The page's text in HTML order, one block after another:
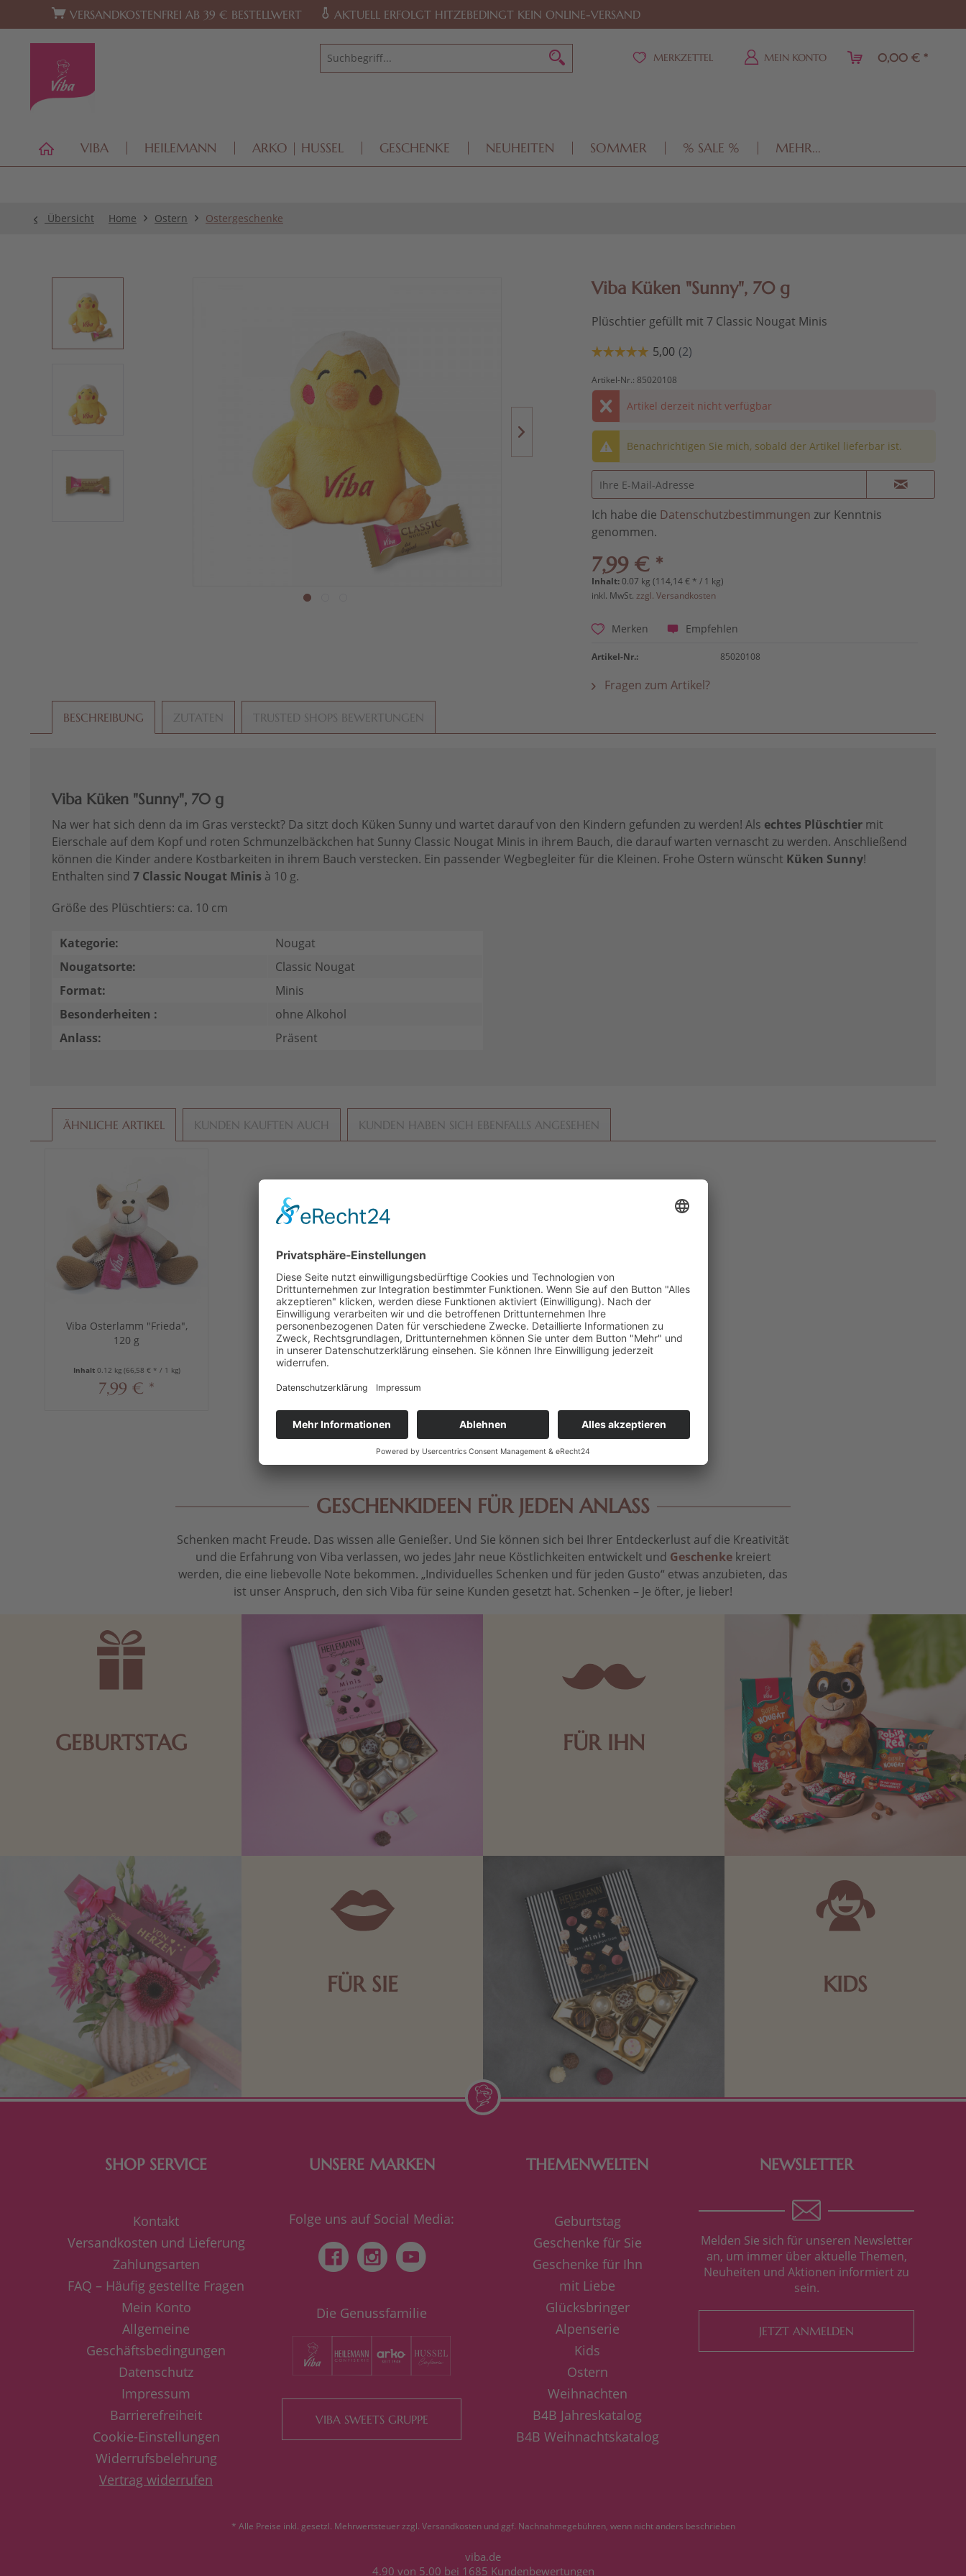
Zur Hauptnavigation springen Zum Footer springen
VERSANDKOSTENFREI AB 39 € BESTELLWERT AKTUELL ERFOLGT HITZEBEDINGT KEIN ONLINE-VERSAND
MERKZETTEL MEIN KONTO 0,00 € *
VIBA HEILEMANN ARKO | HUSSEL GESCHENKE NEUHEITEN SOMMER % SALE % MEHR...
Übersicht Home Ostern Ostergeschenke
Viba Küken "Sunny", 70 g
Plüschtier gefüllt mit 7 Classic Nougat Minis
Artikel-Nr.: 85020108
Artikel derzeit nicht verfügbar
Benachrichtigen Sie mich, sobald der Artikel lieferbar ist.
Ich habe die Datenschutzbestimmungen zur Kenntnis
genommen.
7,99 € *
Inhalt:0.07 kg (114,14 € * / 1 kg)
inkl. MwSt.zzgl. Versandkosten
Merken Empfehlen
Artikel-Nr.: 85020108
Fragen zum Artikel?
BESCHREIBUNG ZUTATEN TRUSTED SHOPS BEWERTUNGEN
Viba Küken "Sunny", 70 g
Na wer hat sich denn da im Gras versteckt? Da sitzt doch Küken Sunny und wartet darauf von den Kindern gefunden zu werden! Als echtes Plüschtier mit
Eierschale auf dem Kopf und roten Schmunzelbäckchen hat Sunny Classic Nougat Minis in ihrem Bauch, die darauf warten vernascht zu werden. Anschließend
können die Kinder andere Kostbarkeiten in ihrem Bauch verstecken. Ein passender Wegbegleiter für die Kleinen. Frohe Ostern wünscht Küken Sunny!
Enthalten sind 7 Classic Nougat Minis à 10 g.
Größe des Plüschtiers: ca. 10 cm
Kategorie:
Nougat
Nougatsorte:
Classic Nougat
Format:
Minis
Besonderheiten :
ohne Alkohol
Anlass:
Präsent
ÄHNLICHE ARTIKEL KUNDEN KAUFTEN AUCH KUNDEN HABEN SICH EBENFALLS ANGESEHEN
Viba Osterlamm "Frieda",
120 g
Inhalt 0.12 kg (66,58 € * / 1 kg)
7,99 € *
GESCHENKIDEEN FÜR JEDEN ANLASS
Schenken macht Freude. Das wissen alle Genießer. Und Sie können sich bei Ihrer Entdeckerlust auf die Kreativität
und die Erfahrung von Viba verlassen, wo jedes Jahr neue Köstlichkeiten entwickelt und Geschenkekreiert
werden, die eine liebevolle Note bekommen. „Individuelles Schenken und für jeden Gusto“ etwas anzubieten, das
ist unser Anspruch, den sich Viba für seine Kunden gesetzt hat. Schenken – Je öfter, je lieber!
GEBURTSTAG FÜR IHN
FÜR SIE KIDS
SHOP SERVICE
Kontakt
Versandkosten und Lieferung
Zahlungsarten
FAQ – Häufig gestellte Fragen
Mein Konto
Allgemeine
Geschäftsbedingungen
Datenschutz
Impressum
Barrierefreiheit
Cookie-Einstellungen
Widerrufsbelehrung
Vertrag widerrufen
UNSERE MARKEN
Folge uns auf Social Media:
Die Genussfamilie
VIBA SWEETS GRUPPE
THEMENWELTEN
Geburtstag
Geschenke für Sie
Geschenke für Ihn
mit Liebe
Glücksbringer
Alpenserie
Kids
Ostern
Weihnachten
B4B Jahreskatalog
B4B Weihnachtskatalog
NEWSLETTER
Melden Sie sich für unseren Newsletter
an, um immer über aktuelle Themen,
Neuheiten und Aktionen informiert zu
sein.
JETZT ANMELDEN
* Alle Preise inkl. gesetzl. Mehrwertsteuer zzgl. Versandkostenund ggf. Nachnahmegebühren, wenn nicht anders beschrieben
viba.de
4.90 von 5.00 bei 1685 Kundenbewertungen